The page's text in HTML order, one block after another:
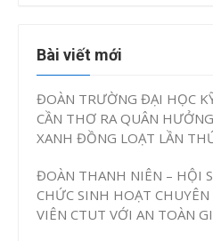
Bài viết mới
ĐOÀN TRƯỜNG ĐẠI HỌC
CẦN THƠ RA QUÂN
XANH ĐỒNG LOẠT LẦN
ĐOÀN THANH NIÊN – HỘI
CHỨC SINH HOẠT
VIÊN CTUT VỚI AN TOÀN